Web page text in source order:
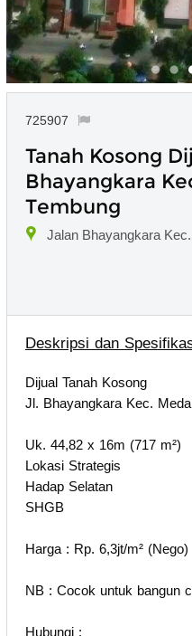
725907
Tanah Kosong
Bhayangkara
Tembung
Jalan Bhayangkara
Deskripsi dan
Dijual Tanah Kosong
Jl. Bhayangkara Kec.
Uk. 44,82 x 16m (717 m²)
Lokasi Strategis
Hadap Selatan
SHGB
Harga : Rp. 6,3jt/m² (Nego)
NB : Cocok untuk bangun
Hubungi :